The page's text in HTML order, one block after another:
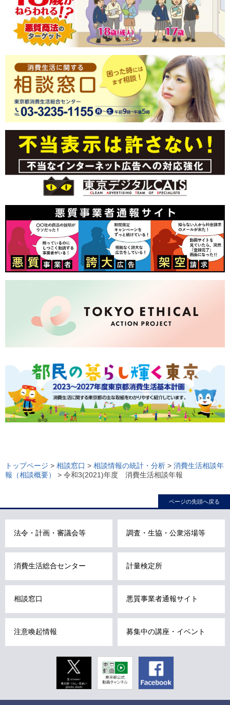
ー
カ
で
トップページ > 相談窓口 > 相談情報の統計・分析 > 消費生活相談年
報（相談概要）
> 令和3(2021)年度 消費生活相談年報
ページの先頭へ戻る
法令・計画・審議会等 調査・生協・公衆浴場等
消費生活総合センター 計量検定所
相談窓口 悪質事業者通報サイト
注意喚起情報 募集中の講座・イベント
Twitter
東京動画
東京都公式
動画チャン
ネル
Facebook